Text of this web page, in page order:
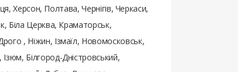
Херсон, Полтава, Чернігів, Черкаси,
Біла Церква, Краматорськ,
, Ніжин, Ізмаїл, Новомосковськ,
Білгород-Дністровський,